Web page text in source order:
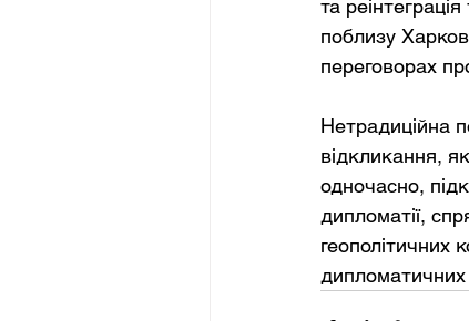
та
поблизу
переговорах
Нетрадиційна
відкликання,
одночасно,
дипломатії,
геополітичних